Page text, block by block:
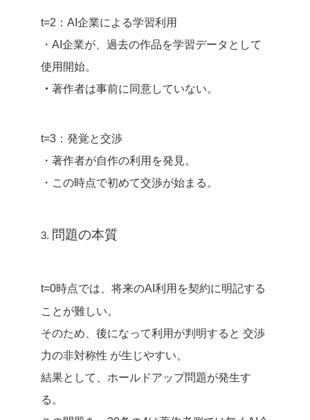
t=2：AI企業による学習利用
・AI企業が、過去の作品を学習データとして
使用開始。
・ 著作者は事前に同意していない。
t=3：発覚と交渉
・著作者が自作の利用を発見。
・この時点で初めて交渉が始まる。
3. 問題の本質
t=0時点では、将来のAI利用を契約に明記する
ことが難しい。
そのため、後になって利用が判明すると 交渉
力の非対称性 が生じやすい。
結果として、ホールドアップ問題が発生す
る。